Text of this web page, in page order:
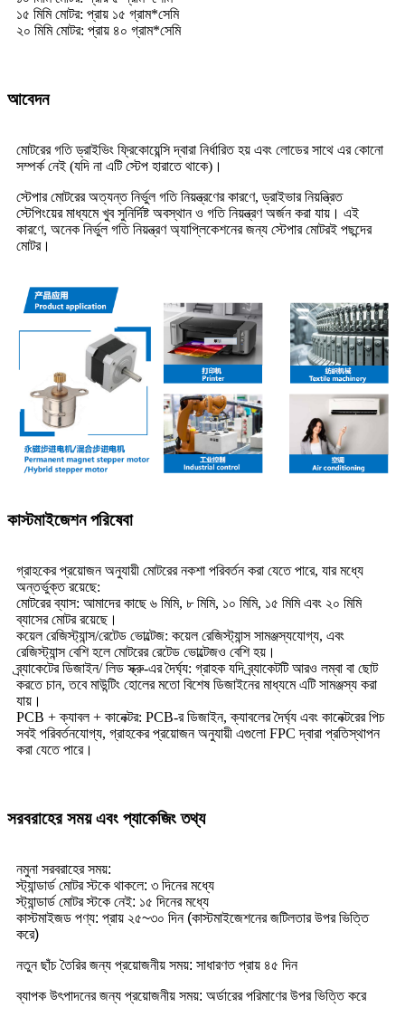
১৫ মিমি মোটর: প্রায় ১৫ গ্রাম*সেমি
২০ মিমি মোটর: প্রায় ৪০ গ্রাম*সেমি
আবেদন
মোটরের গতি ড্রাইভিং ফ্রিকোয়েন্সি দ্বারা নির্ধারিত হয় এবং লোডের সাথে এর কোনো
সম্পর্ক নেই (যদি না এটি স্টেপ হারাতে থাকে)।
স্টেপার মোটরের অত্যন্ত নির্ভুল গতি নিয়ন্ত্রণের কারণে, ড্রাইভার নিয়ন্ত্রিত
স্টেপিংয়ের মাধ্যমে খুব সুনির্দিষ্ট অবস্থান ও গতি নিয়ন্ত্রণ অর্জন করা যায়। এই
কারণে, অনেক নির্ভুল গতি নিয়ন্ত্রণ অ্যাপ্লিকেশনের জন্য স্টেপার মোটরই পছন্দের
মোটর।
কাস্টমাইজেশন পরিষেবা
গ্রাহকের প্রয়োজন অনুযায়ী মোটরের নকশা পরিবর্তন করা যেতে পারে, যার মধ্যে
অন্তর্ভুক্ত রয়েছে:
মোটরের ব্যাস: আমাদের কাছে ৬ মিমি, ৮ মিমি, ১০ মিমি, ১৫ মিমি এবং ২০ মিমি
ব্যাসের মোটর রয়েছে।
কয়েল রেজিস্ট্যান্স/রেটেড ভোল্টেজ: কয়েল রেজিস্ট্যান্স সামঞ্জস্যযোগ্য, এবং
রেজিস্ট্যান্স বেশি হলে মোটরের রেটেড ভোল্টেজও বেশি হয়।
ব্র্যাকেটের ডিজাইন/ লিড স্ক্রু-এর দৈর্ঘ্য: গ্রাহক যদি ব্র্যাকেটটি আরও লম্বা বা ছোট
করতে চান, তবে মাউন্টিং হোলের মতো বিশেষ ডিজাইনের মাধ্যমে এটি সামঞ্জস্য করা
যায়।
PCB + ক্যাবল + কানেক্টর: PCB-র ডিজাইন, ক্যাবলের দৈর্ঘ্য এবং কানেক্টরের পিচ
সবই পরিবর্তনযোগ্য, গ্রাহকের প্রয়োজন অনুযায়ী এগুলো FPC দ্বারা প্রতিস্থাপন
করা যেতে পারে।
সরবরাহের সময় এবং প্যাকেজিং তথ্য
নমুনা সরবরাহের সময়:
স্ট্যান্ডার্ড মোটর স্টকে থাকলে: ৩ দিনের মধ্যে
স্ট্যান্ডার্ড মোটর স্টকে নেই: ১৫ দিনের মধ্যে
কাস্টমাইজড পণ্য: প্রায় ২৫~৩০ দিন (কাস্টমাইজেশনের জটিলতার উপর ভিত্তি
করে)
নতুন ছাঁচ তৈরির জন্য প্রয়োজনীয় সময়: সাধারণত প্রায় ৪৫ দিন
ব্যাপক উৎপাদনের জন্য প্রয়োজনীয় সময়: অর্ডারের পরিমাণের উপর ভিত্তি করে